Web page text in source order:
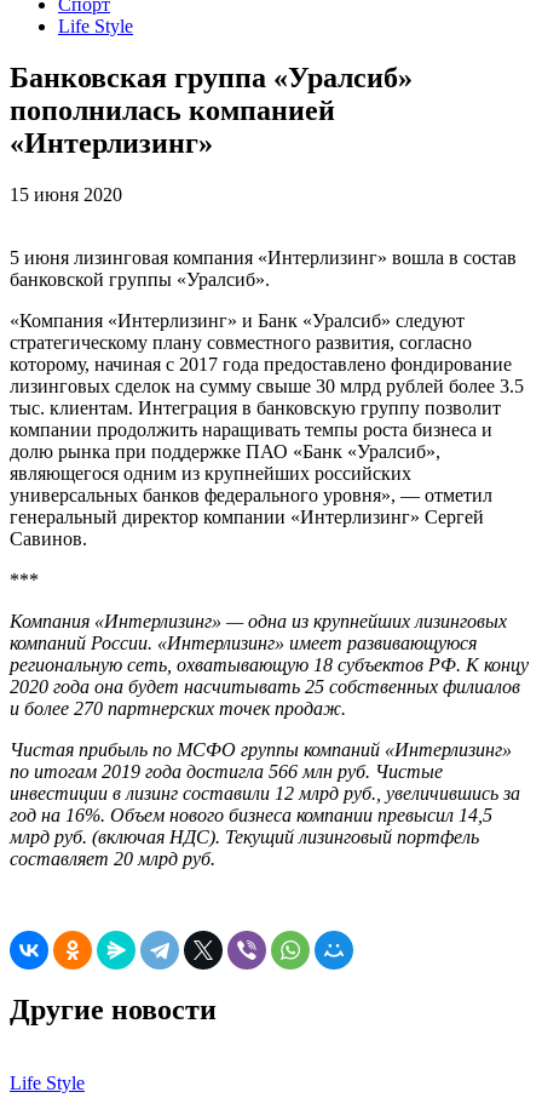
Спорт
Life Style
Банковская группа «Уралсиб»
пополнилась компанией
«Интерлизинг»
15 июня 2020
5 июня лизинговая компания «Интерлизинг» вошла в состав
банковской группы «Уралсиб».
«Компания «Интерлизинг» и Банк «Уралсиб» следуют
стратегическому плану совместного развития, согласно
которому, начиная с 2017 года предоставлено фондирование
лизинговых сделок на сумму свыше 30 млрд рублей более 3.5
тыс. клиентам. Интеграция в банковскую группу позволит
компании продолжить наращивать темпы роста бизнеса и
долю рынка при поддержке ПАО «Банк «Уралсиб»,
являющегося одним из крупнейших российских
универсальных банков федерального уровня», — отметил
генеральный директор компании «Интерлизинг» Сергей
Савинов.
***
Компания «Интерлизинг» — одна из крупнейших лизинговых
компаний России. «Интерлизинг» имеет развивающуюся
региональную сеть, охватывающую 18 субъектов РФ. К концу
2020 года она будет насчитывать 25 собственных филиалов
и более 270 партнерских точек продаж.
Чистая прибыль по МСФО группы компаний «Интерлизинг»
по итогам 2019 года достигла 566 млн руб. Чистые
инвестиции в лизинг составили 12 млрд руб., увеличившись за
год на 16%. Объем нового бизнеса компании превысил 14,5
млрд руб. (включая НДС). Текущий лизинговый портфель
составляет 20 млрд руб.
Другие новости
Life Style